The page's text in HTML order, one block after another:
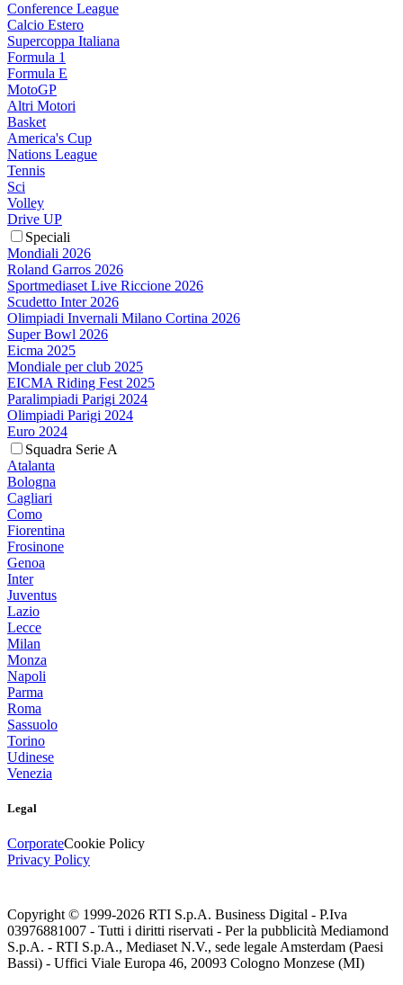
Conference League
Calcio Estero
Supercoppa Italiana
Formula 1
Formula E
MotoGP
Altri Motori
Basket
America's Cup
Nations League
Tennis
Sci
Volley
Drive UP
Speciali
Mondiali 2026
Roland Garros 2026
Sportmediaset Live Riccione 2026
Scudetto Inter 2026
Olimpiadi Invernali Milano Cortina 2026
Super Bowl 2026
Eicma 2025
Mondiale per club 2025
EICMA Riding Fest 2025
Paralimpiadi Parigi 2024
Olimpiadi Parigi 2024
Euro 2024
Squadra Serie A
Atalanta
Bologna
Cagliari
Como
Fiorentina
Frosinone
Genoa
Inter
Juventus
Lazio
Lecce
Milan
Monza
Napoli
Parma
Roma
Sassuolo
Torino
Udinese
Venezia
Legal
CorporateCookie Policy
Privacy Policy
Copyright © 1999-2026 RTI S.p.A. Business Digital - P.Iva
03976881007 - Tutti i diritti riservati - Per la pubblicità Mediamond
S.p.A. - RTI S.p.A., Mediaset N.V., sede legale Amsterdam (Paesi
Bassi) - Uffici Viale Europa 46, 20093 Cologno Monzese (MI)